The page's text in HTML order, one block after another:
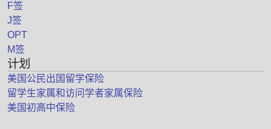
F签
J签
OPT
M签
计划
美国公民出国留学保险
留学生家属和访问学者家属保险
美国初高中保险